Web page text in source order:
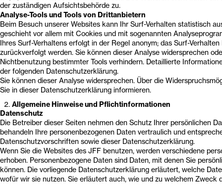
der zuständigen Aufsichtsbehörde zu.
Analyse-Tools und Tools von Drittanbietern
Beim Besuch unserer Websites kann Ihr Surf-Verhalten statistisch
geschieht vor allem mit Cookies und mit sogenannten
Ihres Surf-Verhaltens erfolgt in der Regel anonym; das Surf-
zurückverfolgt werden. Sie können dieser Analyse widersprechen
Nichtbenutzung bestimmter Tools verhindern. Detaillierte
der folgenden Datenschutzerklärung.
Sie können dieser Analyse widersprechen. Über die
Sie in dieser Datenschutzerklärung informieren.
Allgemeine Hinweise und Pflichtinformationen
Datenschutz
Die Betreiber dieser Seiten nehmen den Schutz Ihrer persönlichen
behandeln Ihre personenbezogenen Daten vertraulich und
Datenschutzvorschriften sowie dieser Datenschutzerklärung.
Wenn Sie die Websites des JFF benutzen, werden verschiedene
erhoben. Personenbezogene Daten sind Daten, mit denen Sie
können. Die vorliegende Datenschutzerklärung erläutert, welche
wofür wir sie nutzen. Sie erläutert auch, wie und zu welchem Zweck